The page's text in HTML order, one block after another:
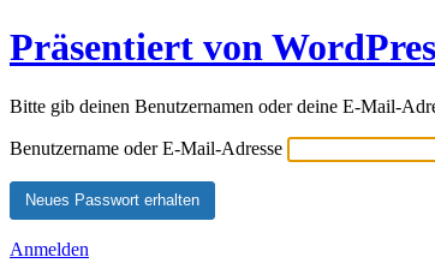
Präsentiert von
Bitte gib deinen Benutzernamen oder deine E-Mail-
Benutzername oder E-Mail-Adresse
Anmelden